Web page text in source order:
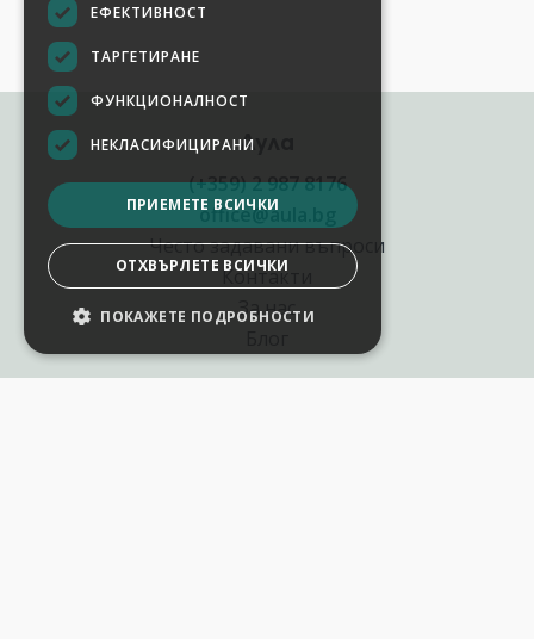
Аула
(+359) 2 987 8176
office@aula.bg
Често задавани въпроси
Контакти
За нас
ЕФЕКТИВНОСТ
ТАРГЕТИРАНЕ
ФУНКЦИОНАЛНОСТ
НЕКЛАСИФИЦИРАНИ
ПРИЕМЕТЕ ВСИЧКИ
ОТХВЪРЛЕТЕ ВСИЧКИ
ПОКАЖЕТЕ ПОДРОБНОСТИ